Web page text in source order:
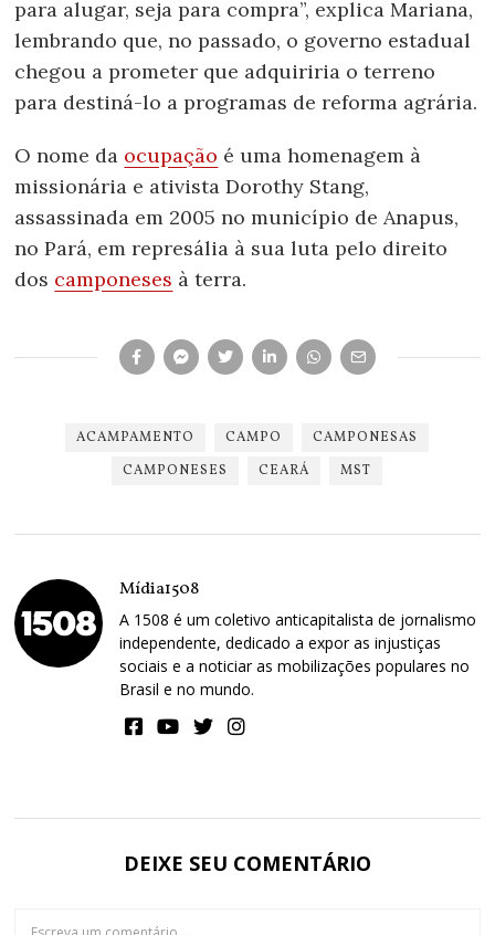
para alugar, seja para compra”, explica Mariana,
lembrando que, no passado, o governo estadual
chegou a prometer que adquiriria o terreno
para destiná-lo a programas de reforma agrária.
O nome da ocupação é uma homenagem à
missionária e ativista Dorothy Stang,
assassinada em 2005 no município de Anapus,
no Pará, em represália à sua luta pelo direito
dos camponeses à terra.
ACAMPAMENTO CAMPO
CAMPONESAS
CAMPONESES
CEARÁ MST
Mídia1508
A 1508 é um coletivo anticapitalista de jornalismo
independente, dedicado a expor as injustiças
sociais e a noticiar as mobilizações populares no
Brasil e no mundo.
DEIXE SEU COMENTÁRIO